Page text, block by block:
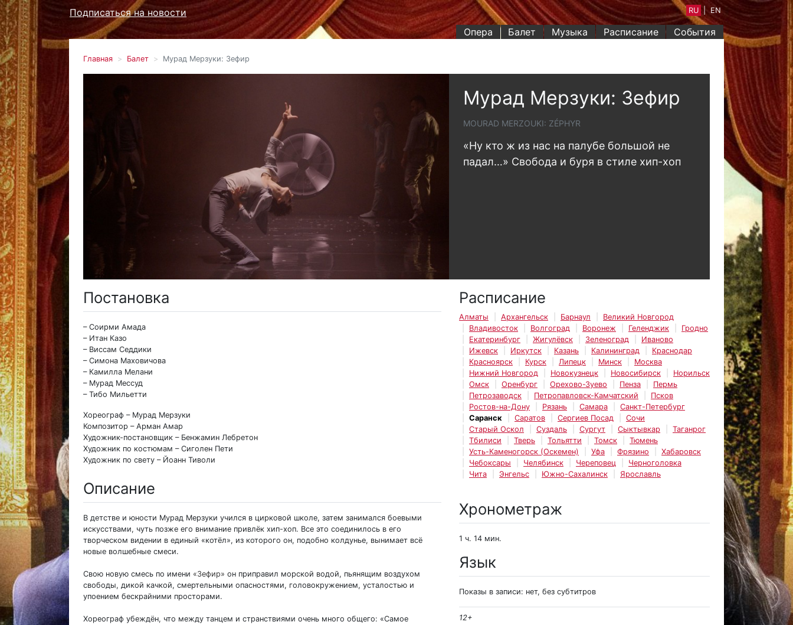
Опера Балет Музыка Расписание События
Подписаться на новости RU EN
Главная Балет Мурад Мерзуки: Зефир
Мурад Мерзуки: Зефир
MOURAD MERZOUKI: ZÉPHYR
«Ну кто ж из нас на палубе большой не
падал…» Свобода и буря в стиле хип-хоп
Постановка
– Соирми Амада
– Итан Казо
– Виссам Седдики
– Симона Маховичова
– Камилла Мелани
– Мурад Мессуд
– Тибо Мильетти
Хореограф – Мурад Мерзуки
Композитор – Арман Амар
Художник-постановщик – Бенжамин Лебретон
Художник по костюмам – Сиголен Пети
Художник по свету – Йоанн Тиволи
Описание
В детстве и юности Мурад Мерзуки учился в цирковой школе, затем занимался боевыми
искусствами, чуть позже его внимание привлёк хип-хоп. Все это соединилось в его
творческом видении в единый «котёл», из которого он, подобно колдунье, вынимает всё
новые волшебные смеси.
Свою новую смесь по имени «Зефир» он приправил морской водой, пьянящим воздухом
свободы, дикой качкой, смертельными опасностями, головокружением, усталостью и
упоением бескрайними просторами.
Хореограф убеждён, что между танцем и странствиями очень много общего: «Самое
Расписание
Алматы Архангельск Барнаул
Великий Новгород
Владивосток
Волгоград Воронеж Геленджик
Гродно
Екатеринбург
Жигулёвск Зеленоград
Иваново
Ижевск
Иркутск Казань Калининград
Краснодар
Красноярск
Курск Липецк Минск
Москва
Нижний Новгород
Новокузнецк Новосибирск
Норильск
Омск
Оренбург Орехово-Зуево Пенза
Пермь
Петрозаводск
Петропавловск-Камчатский
Псков
Ростов-на-Дону
Рязань Самара
Санкт-Петербург
Саранск
Саратов Сергиев Посад
Сочи
Старый Оскол
Суздаль Сургут Сыктывкар
Таганрог
Тбилиси
Тверь Тольятти Томск
Тюмень
Усть-Каменогорск (Оскемен)
Уфа Фрязино
Хабаровск
Чебоксары
Челябинск Череповец
Черноголовка
Чита
Энгельс Южно-Сахалинск Ярославль
Хронометраж
1 ч. 14 мин.
Язык
Показы в записи: нет, без субтитров
12+